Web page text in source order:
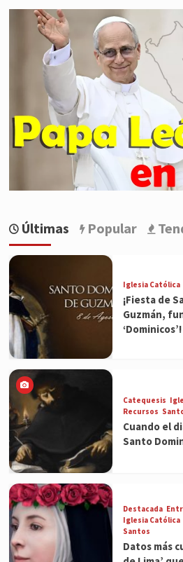
Últimas Popular
Iglesia Católica
¡Fiesta de
Guzmán,
‘Dominicos’!
Catequesis
Recursos
Cuando el
Santo
Destacada
Iglesia Católica
Santos
Datos más